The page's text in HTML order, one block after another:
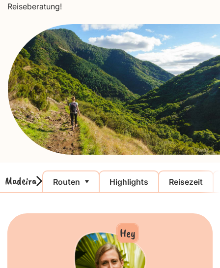
Reiseberatung!
Madeira Routen Highlights Reisezeit
Hey